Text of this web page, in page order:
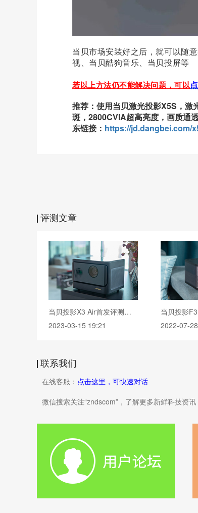
当贝市场安装好之后，就可以随
视、当贝酷狗音乐、当贝投屏等
若以上方法仍不能解决问题，可以
推荐：使用当贝激光投影X5S，
斑，2800CVIA超高亮度，画质通
东链接： https://jd.dangbei.com/
评测文章
当贝投影X3 Air首发评测：家用激光投影进入4000元时代
2023-03-15 19:21
2022-07-
联系我们
在线客服： 点击这里，可快速对话
微信搜索关注“zndscom”，了解更多新鲜科技资讯